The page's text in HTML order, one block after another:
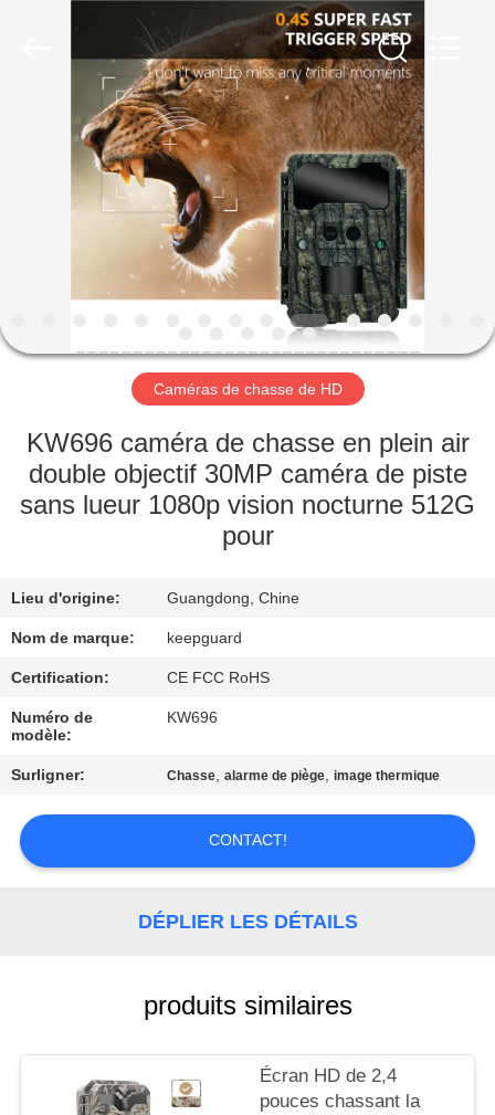
MAISON
PRODUITS
VIDÉOS
PROPOS
DE
NOUS
DE
L'USINE
CONTRÔLE
LA
QUALITÉ
CONTACTER
NOUVELLES
DEMANDEZ
Caméras de chasse de HD
KW696 caméra de chasse en plein air
double objectif 30MP caméra de piste
sans lueur 1080p vision nocturne 512G
pour
Lieu d'origine: Guangdong, Chine
Nom de marque: keepguard
Certification: CE FCC RoHS
Numéro de
modèle:
KW696
Surligner: Chasse,alarme de piège,image thermique
CONTACT!
DÉPLIER LES DÉTAILS
produits similaires
Écran HD de 2,4
pouces chassant la